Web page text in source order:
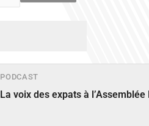
PODCAST
La voix des expats à